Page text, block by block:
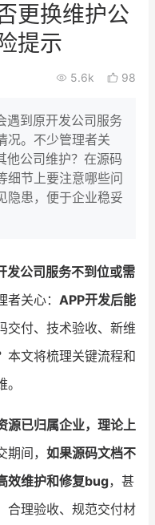
茶会
景库
盟
流
更换维护公
提示
5.6k 98
遇到原开发公司服务
况。不少管理者关
他公司维护？在源码
细节上要注意哪些问
隐患，便于企业稳妥
发公司服务不到位或需
关心： APP开发后能
交付、技术验收、新维
本文将梳理关键流程和
源已归属企业，理论上
间， 如果源码文档不
效维护和修复bug，甚
合理验收、规范交付材